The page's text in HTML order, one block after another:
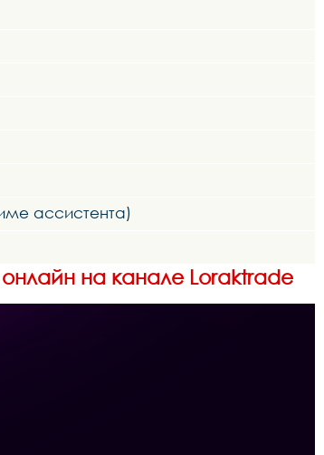
ассистента)
онлайн на канале Loraktrade